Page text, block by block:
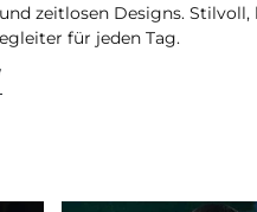
zeitlosen Designs.
für jeden Tag.